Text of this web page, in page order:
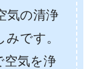
気の清浄
です。
空気を浄